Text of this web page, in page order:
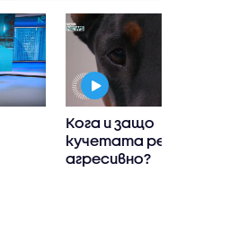
Кога и защо
кучетата реагират
агресивно?